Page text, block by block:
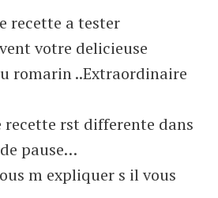
recette a tester
votre delicieuse
romarin ..Extraordinaire
recette rst differente dans
pause…
m expliquer s il vous